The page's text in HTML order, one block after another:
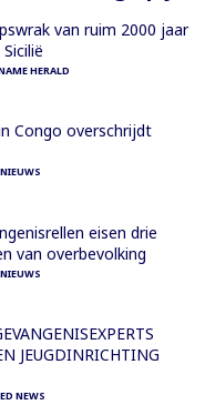
van ruim 2000 jaar
HERALD
Congo overschrijdt
eisen drie
van overbevolking
JEUGDINRICHTING
NEWS